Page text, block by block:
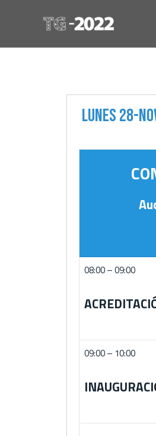
Lunes 28-
08:00 – 09:00
09:00 – 10:00